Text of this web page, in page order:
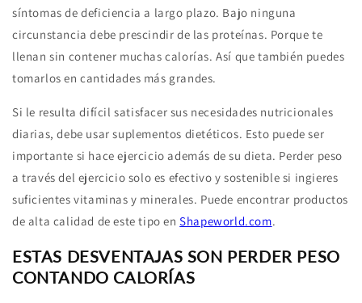
síntomas de deficiencia a largo plazo. Bajo ninguna
circunstancia debe prescindir de las proteínas. Porque te
llenan sin contener muchas calorías. Así que también puedes
tomarlos en cantidades más grandes.
Si le resulta difícil satisfacer sus necesidades nutricionales
diarias, debe usar suplementos dietéticos. Esto puede ser
importante si hace ejercicio además de su dieta. Perder peso
a través del ejercicio solo es efectivo y sostenible si ingieres
suficientes vitaminas y minerales. Puede encontrar productos
de alta calidad de este tipo enShapeworld.com.
ESTAS DESVENTAJAS SON PERDER PESO
CONTANDO CALORÍAS